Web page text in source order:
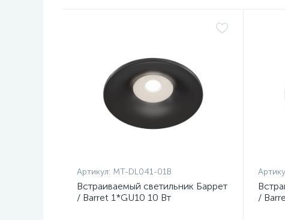
Артикул: MT-DL041-01B
Встраиваемый светильник Баррет
/ Barret 1*GU10 10 Вт
/